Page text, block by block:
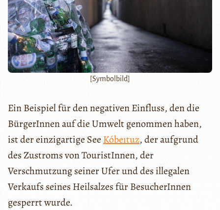
[Symbolbild]
Ein Beispiel für den negativen Einfluss, den die
BürgerInnen auf die Umwelt genommen haben,
ist der einzigartige See Kóbeıtuz, der aufgrund
des Zustroms von TouristInnen, der
Verschmutzung seiner Ufer und des illegalen
Verkaufs seines Heilsalzes für BesucherInnen
gesperrt wurde.